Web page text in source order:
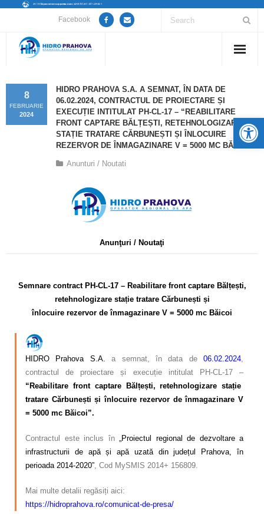
Facebook
Despre noi
Anunțuri lucrări / opriri apă
Guvernanță Corporativă
Informații de interes public
Comunicare
HIDRO PRAHOVA S.A. A SEMNAT, ÎN DATA DE
06.02.2024, CONTRACTUL DE PROIECTARE ȘI
EXECUȚIE INTITULAT PH-CL-17 – “REABILITARE
FRONT CAPTARE BĂLȚEȘTI, RETEHNOLOGIZARE
STAȚIE TRATARE CĂRBUNEȘTI ȘI ÎNLOCUIRE
REZERVOR DE ÎNMAGAZINARE V = 5000 MC BĂICOI”.
8
FEBRUARIE
2024
Anunturi / Noutati
Anunţuri / Noutaţi
Semnare contract PH-CL-17 – Reabilitare front captare Bălțești,
retehnologizare stație tratare Cărbunești și
înlocuire rezervor de înmagazinare V = 5000 mc Băicoi
HIDRO Prahova S.A. a semnat, în data de 06.02.2024
contractul de proiectare și execuție intitulat PH-CL-17 –
“Reabilitare front captare Bălțești, retehnologizare stație
tratare Cărbunești și înlocuire rezervor de înmagazinare V
= 5000 mc Băicoi”.
Contractul este inclus în
„Proiectul regional de dezvoltare a
infrastructurii de apă și apă uzată din județul Prahova, în
perioada 2014-2020” , Cod MySMIS 2014+ 156809.
Mai multe detalii regăsiți aici:
https://hidroprahova.ro/comunicat-de-presa/